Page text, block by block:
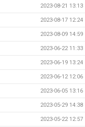
2023-08-21 13:13
2023-08-17 12:24
2023-08-09 14:59
2023-06-22 11:33
2023-06-19 13:24
2023-06-12 12:06
2023-06-05 13:16
2023-05-29 14:38
2023-05-22 12:57